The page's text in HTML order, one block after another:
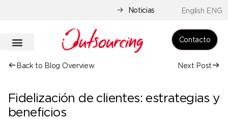
Noticias English ENG
Contacto
Back to Blog Overview Next Post
Fidelización de clientes: estrategias y
beneficios